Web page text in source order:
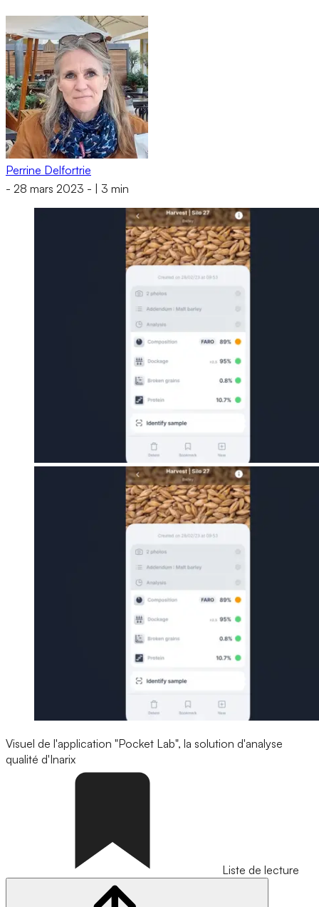
Perrine Delfortrie
- 28 mars 2023 - 3 min
Visuel de l'application "Pocket Lab", la solution d'analyse
qualité d'Inarix
Liste de lecture